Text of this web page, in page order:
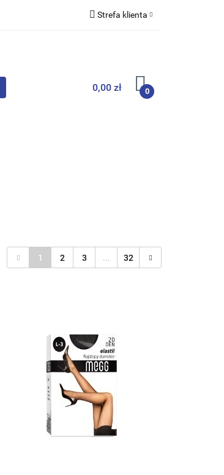
Strefa klienta
Dodaj zgłoszenie
0,00 zł 0
1 2 3 ... 32